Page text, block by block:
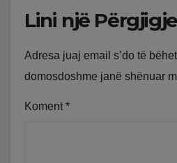
Lini një Përgjigje
Adresa juaj email s’do të
domosdoshme janë shënuar
Koment *